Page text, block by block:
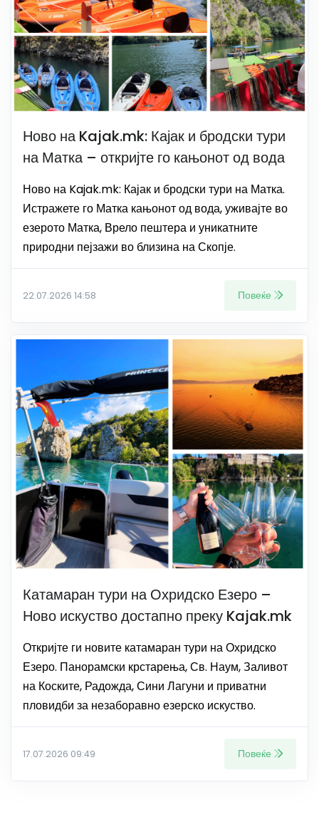
Ново на Kajak.mk: Кајак и бродски тури
на Матка – откријте го кањонот од вода
Ново на Kajak.mk: Кајак и бродски тури на Матка.
Истражете го Матка кањонот од вода, уживајте во
езерото Матка, Врело пештера и уникатните
природни пејзажи во близина на Скопје.
22.07.2026 14:58 Повеќе
Катамаран тури на Охридско Езеро –
Ново искуство достапно преку Kajak.mk
Откријте ги новите катамаран тури на Охридско
Езеро. Панорамски крстарења, Св. Наум, Заливот
на Коските, Радожда, Сини Лагуни и приватни
пловидби за незаборавно езерско искуство.
17.07.2026 09:49 Повеќе